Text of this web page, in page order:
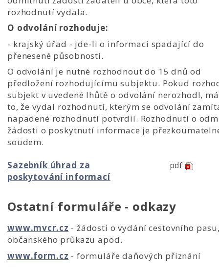
rozhodnutí vydala.
O odvolání rozhoduje:
- krajský úřad - jde-li o informaci spadající do
přenesené působnosti.
O odvolání je nutné rozhodnout do 15 dnů od
předložení rozhodujícímu subjektu. Pokud
subjekt v uvedené lhůtě o odvolání nerozhodl,
to, že vydal rozhodnutí, kterým se odvolání
napadené rozhodnutí potvrdil. Rozhodnutí o
žádosti o poskytnutí informace je
soudem.
Sazebník úhrad za
poskytování informací
pdf
Ostatní formuláře - odkazy
www.mvcr.cz - žádosti o vydání cestovního
občanského průkazu apod.
www.form.cz - formuláře daňových přiznání